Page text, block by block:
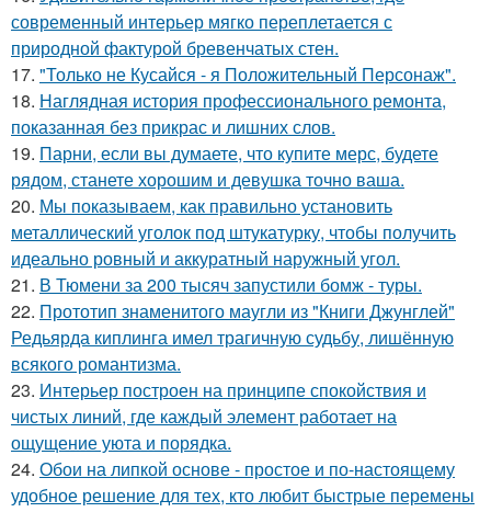
современный интерьер мягко переплетается с
природной фактурой бревенчатых стен.
17. "Только не Кусайся - я Положительный Персонаж".
18. Наглядная история профессионального ремонта,
показанная без прикрас и лишних слов.
19. Парни, если вы думаете, что купите мерс, будете
рядом, станете хорошим и девушка точно ваша.
20. Мы показываем, как правильно установить
металлический уголок под штукатурку, чтобы получить
идеально ровный и аккуратный наружный угол.
21. В Тюмени за 200 тысяч запустили бомж - туры.
22. Прототип знаменитого маугли из "Книги Джунглей"
Редьярда киплинга имел трагичную судьбу, лишённую
всякого романтизма.
23. Интерьер построен на принципе спокойствия и
чистых линий, где каждый элемент работает на
ощущение уюта и порядка.
24. Обои на липкой основе - простое и по-настоящему
удобное решение для тех, кто любит быстрые перемены